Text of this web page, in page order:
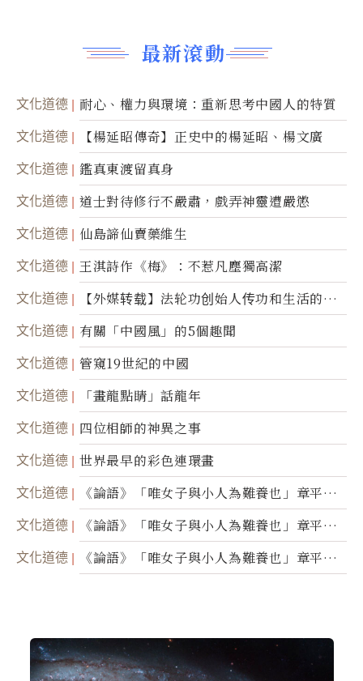
最新滾動
文化道德 耐心、權力與環境：重新思考中國人的特質
文化道德 【楊延昭傳奇】正史中的楊延昭、楊文廣
文化道德 鑑真東渡留真身
文化道德 道士對待修行不嚴肅，戲弄神靈遭嚴懲
文化道德 仙島諦仙賣藥維生
文化道德 王淇詩作《梅》：不惹凡塵獨高潔
文化道德
【外媒转载】法轮功创始人传功和生活的故
事
文化道德 有關「中國風」的5個趣聞
文化道德 管窺19世紀的中國
文化道德 「畫龍點睛」話龍年
文化道德 四位相師的神異之事
文化道德 世界最早的彩色連環畫
文化道德
《論語》「唯女子與小人為難養也」章平議
（三）
文化道德
《論語》「唯女子與小人為難養也」章平議
（二）
文化道德
《論語》「唯女子與小人為難養也」章平議
（一）